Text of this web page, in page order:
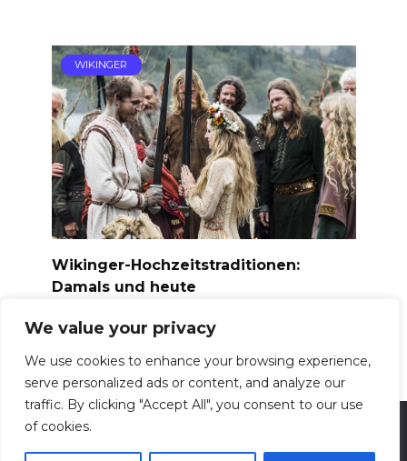
We value your privacy
We use cookies to enhance your browsing experience,
serve personalized ads or content, and analyze our
traffic. By clicking "Accept All", you consent to our use
of cookies.
WIKINGER
Wikinger-Hochzeitstraditionen:
Damals und heute
Wikingerhochzeit.
Seitennummerierung
der
Beiträge
1 2 Nächste
© 2026 Camping Norwegen / Hello Travelpayouts